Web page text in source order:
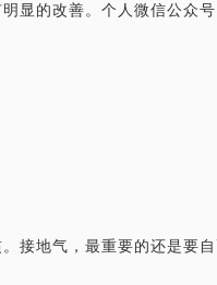
健康食物
显的改善。个人微信公众
接地气，最重要的还是要自